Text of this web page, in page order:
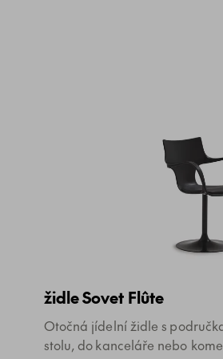
židle Sovet Flûte
Otočná jídelní židle s
stolu, do kanceláře nebo